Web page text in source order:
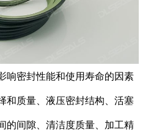
响密封性能和使用寿命的因素
和质量、液压密封结构、活塞
的间隙、清洁度质量、加工精